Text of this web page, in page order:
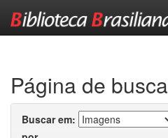
Página de busca
Buscar em: